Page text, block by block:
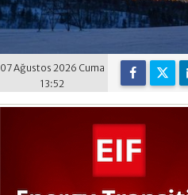
07 Ağustos 2026 Cuma
13:52